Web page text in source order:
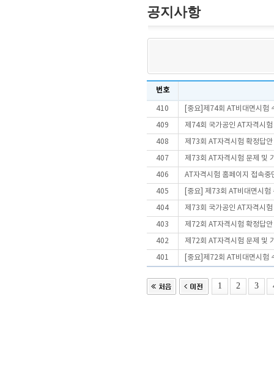
공지사항
번호
410 [중요]제74회 AT비대면시험
409 제74회 국가공인 AT자격시
408 제73회 AT자격시험 확정답
407 제73회 AT자격시험 문제 및
406 AT자격시험 홈페이지 접속중
405 [중요] 제73회 AT비대면시험
404 제73회 국가공인 AT자격시
403 제72회 AT자격시험 확정답
402 제72회 AT자격시험 문제 및
401 [중요]제72회 AT비대면시험
1 2 3